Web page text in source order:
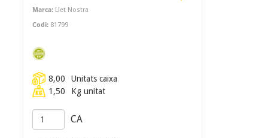
Marca: Llet Nostra
Codi: 81799
8,00
Unitats caixa
1,50
Kg unitat
CA